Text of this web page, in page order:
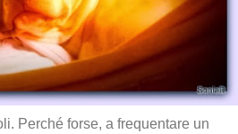
Perché forse, a frequentare un